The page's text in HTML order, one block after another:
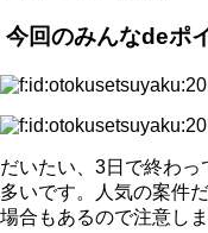
今回のみんなdeポ
だいたい、3日で終わ
多いです。人気の案件
場合もあるので注意し